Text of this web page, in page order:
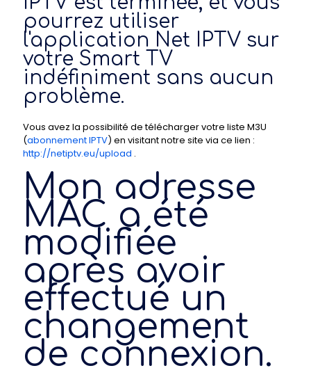
pourrez utiliser
l'application Net IPTV sur
votre Smart TV
indéfiniment sans aucun
problème.
Vous avez la possibilité de télécharger votre liste M3U
(abonnement IPTV) en visitant notre site via ce lien :
http://netiptv.eu/upload .
Mon adresse
MAC a été
modifiée
après avoir
effectué un
changement
de connexion.